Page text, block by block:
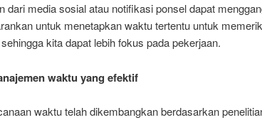
dari media sosial atau notifikasi ponsel dapat
untuk menetapkan waktu tertentu untuk
kita dapat lebih fokus pada pekerjaan.
waktu yang efektif
waktu telah dikembangkan berdasarkan